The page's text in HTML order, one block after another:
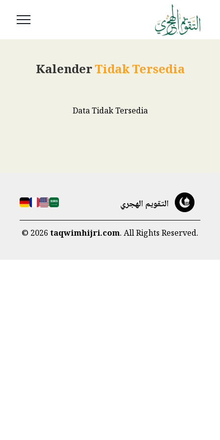
KalenderTidak Tersedia
Data Tidak Tersedia
التقويم الهجري
© 2026taqwimhijri.com. All Rights Reserved.